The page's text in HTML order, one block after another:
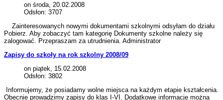
on środa, 20.02.2008
Odsłon: 3707
Zainteresowanych nowymi dokumentami szkolnymi odsyłam do działu
Pobierz. Aby zobaczyć tam kategorię Dokumenty szkolne należy się
zalogować. Przepraszam za utrudnienia. Administrator
Zapisy do szkoły na rok szkolny 2008/09
on piątek, 15.02.2008
Odsłon: 3802
Informujemy, że posiadamy wolne miejsca na każdym etapie kształcenia.
Obecnie prowadzimy zapisy do klas I-VI. Dodatkowe informacje można